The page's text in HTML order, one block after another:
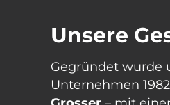
Unsere
Gegründet wurde
Unternehmen